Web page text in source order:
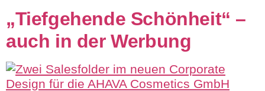
„Tiefgehende Schönheit“ –
auch in der Werbung